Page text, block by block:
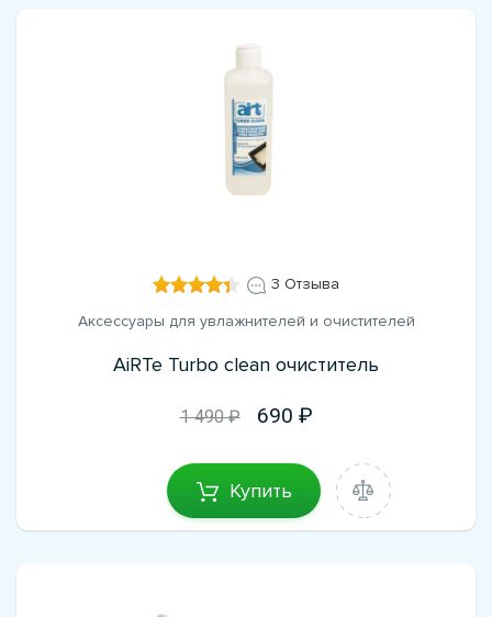
3 Отзыва
Аксессуары для увлажнителей и очистителей
AiRTe Turbo clean очиститель
1 490 ₽ 690
Купить